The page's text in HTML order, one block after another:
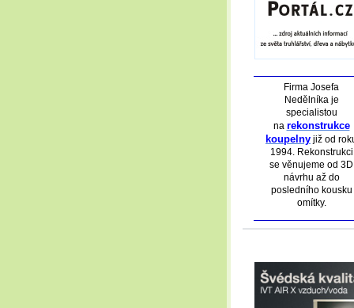
Firma Josefa
Nedělníka je
specialistou
na rekonstrukce
koupelny již od
1994. Rekonstrukci
se věnujeme od 3D
návrhu až do
posledního kousku
omítky.